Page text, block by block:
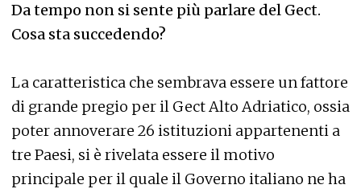
Da tempo non si sente più parlare del Gect.
Cosa sta succedendo?
La caratteristica che sembrava essere un fattore
di grande pregio per il Gect Alto Adriatico, ossia
poter annoverare 26 istituzioni appartenenti a
tre Paesi, si è rivelata essere il motivo
principale per il quale il Governo italiano ne ha